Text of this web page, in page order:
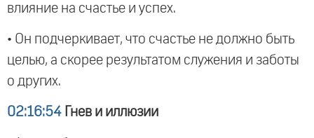
влияние на счастье и успех.
• Он подчеркивает, что счастье не должно быть
целью, а скорее результатом служения и заботы
о других.
02:16:54 Гнев и иллюзии